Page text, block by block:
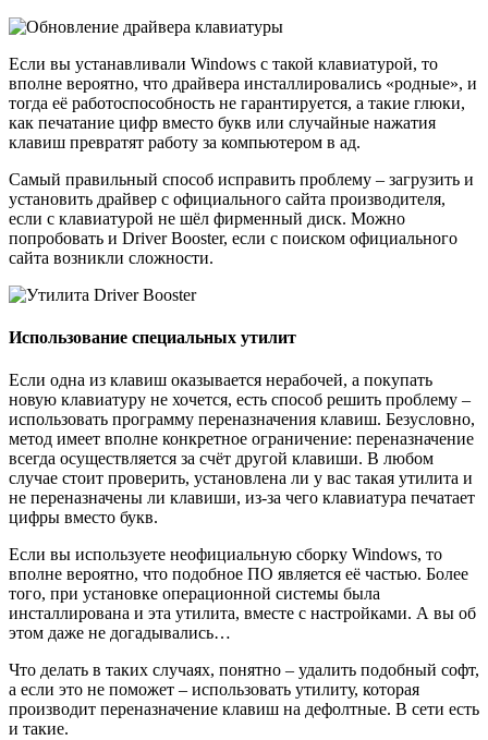
Если вы устанавливали Windows с такой клавиатурой, то
вполне вероятно, что драйвера инсталлировались «родные», и
тогда её работоспособность не гарантируется, а такие глюки,
как печатание цифр вместо букв или случайные нажатия
клавиш превратят работу за компьютером в ад.
Самый правильный способ исправить проблему – загрузить и
установить драйвер с официального сайта производителя,
если с клавиатурой не шёл фирменный диск. Можно
попробовать и Driver Booster, если с поиском официального
сайта возникли сложности.
Использование специальных утилит
Если одна из клавиш оказывается нерабочей, а покупать
новую клавиатуру не хочется, есть способ решить проблему –
использовать программу переназначения клавиш. Безусловно,
метод имеет вполне конкретное ограничение: переназначение
всегда осуществляется за счёт другой клавиши. В любом
случае стоит проверить, установлена ли у вас такая утилита и
не переназначены ли клавиши, из-за чего клавиатура печатает
цифры вместо букв.
Если вы используете неофициальную сборку Windows, то
вполне вероятно, что подобное ПО является её частью. Более
того, при установке операционной системы была
инсталлирована и эта утилита, вместе с настройками. А вы об
этом даже не догадывались…
Что делать в таких случаях, понятно – удалить подобный софт,
а если это не поможет – использовать утилиту, которая
производит переназначение клавиш на дефолтные. В сети есть
и такие.